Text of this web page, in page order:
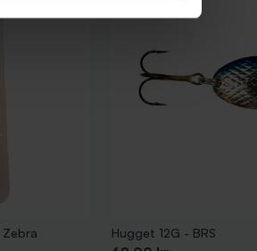
Zebra
Hugget 12G - BRS